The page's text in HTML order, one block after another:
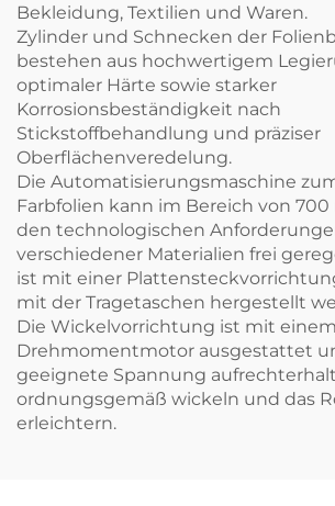
Bekleidung, Textilien und Waren.
Zylinder und Schnecken der
bestehen aus hochwertigem
optimaler Härte sowie starker
Korrosionsbeständigkeit nach
Stickstoffbehandlung und präziser
Oberflächenveredelung.
Die Automatisierungsmaschine
Farbfolien kann im Bereich von
den technologischen
verschiedener Materialien frei
ist mit einer
mit der Tragetaschen hergestellt
Die Wickelvorrichtung ist mit einem
Drehmomentmotor ausgestattet
geeignete Spannung
ordnungsgemäß wickeln und das
erleichtern.